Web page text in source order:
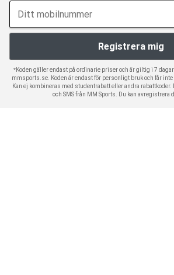
*Koden gäller endast på ordinarie priser och är giltig i 7
mmsports.se. Koden är endast för personligt bruk och får
Kan ej kombineras med studentrabatt eller andra rabattkoder.
och SMS från MM Sports. Du kan avregistrera